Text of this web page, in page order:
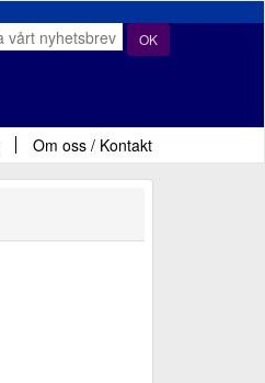
OK
Om oss / Kontakt